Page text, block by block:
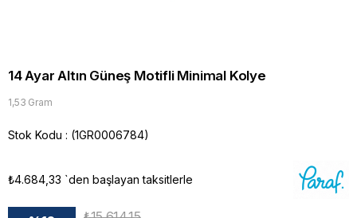
14 Ayar Altın Güneş Motifli Minimal Kolye
1,53 Gram
Stok Kodu (1GR0006784)
₺4.684,33 `den başlayan taksitlerle